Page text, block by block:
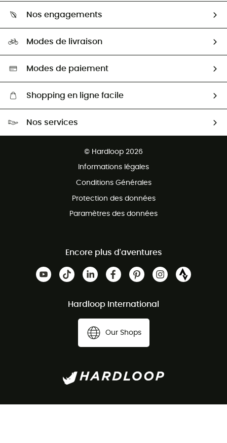
Guide des tailles
Seconde Main
Aide & Contact
HardGuides
Nos engagements
Sélection éco-responsable
Modes de livraison
Modes de paiement
Shopping en ligne facile
Nos services
© Hardloop 2026
Informations légales
Conditions Générales
Protection des données
Paramètres des données
Encore plus d'aventures
Hardloop International
Our Shops